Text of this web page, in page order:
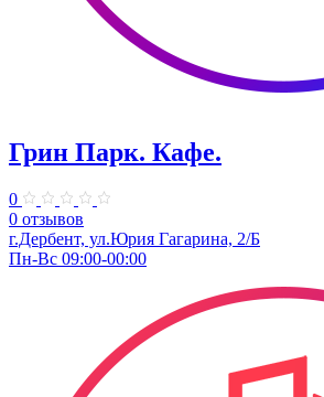
Грин Парк. Кафе.
0
0 отзывов
г.Дербент, ул.Юрия Гагарина, 2/Б
Пн-Вс 09:00-00:00